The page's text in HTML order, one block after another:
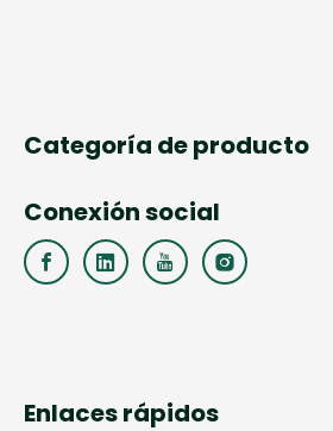
Categoría de producto
Conexión social
Enlaces rápidos